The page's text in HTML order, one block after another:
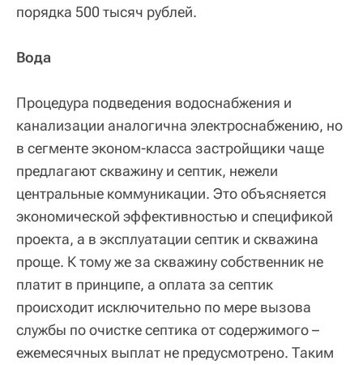
порядка 500 тысяч рублей.
Вода
Процедура подведения водоснабжения и
канализации аналогична электроснабжению, но
в сегменте эконом-класса застройщики чаще
предлагают скважину и септик, нежели
центральные коммуникации. Это объясняется
экономической эффективностью и спецификой
проекта, а в эксплуатации септик и скважина
проще. К тому же за скважину собственник не
платит в принципе, а оплата за септик
происходит исключительно по мере вызова
службы по очистке септика от содержимого –
ежемесячных выплат не предусмотрено. Таким